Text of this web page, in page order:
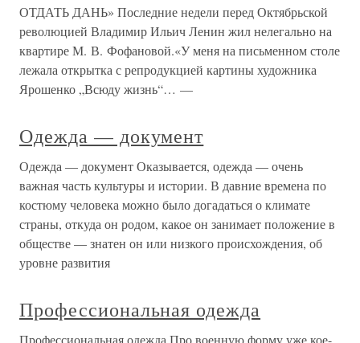
ОТДАТЬ ДАНЬ» Последние недели перед Октябрьской
революцией Владимир Ильич Ленин жил нелегально на
квартире М. В. Фофановой.«У меня на письменном столе
лежала открытка с репродукцией картины художника
Ярошенко „Всюду жизнь“… —
Одежда — документ
Одежда — документ Оказывается, одежда — очень
важная часть культуры и истории. В давние времена по
костюму человека можно было догадаться о климате
страны, откуда он родом, какое он занимает положение в
обществе — знатен он или низкого происхождения, об
уровне развития
Профессиональная одежда
Профессиональная одежда Про военную форму уже кое-